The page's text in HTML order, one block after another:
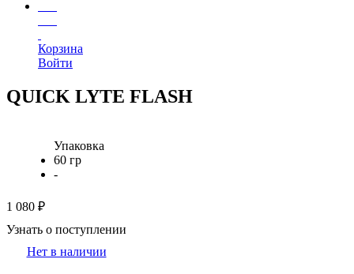
Корзина
Войти
QUICK LYTE FLASH
Упаковка
60 гр
-
1 080 ₽
Узнать о поступлении
Нет в наличии